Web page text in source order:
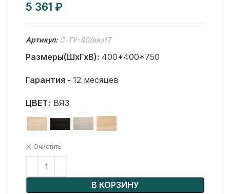
₽
Артикул: С-ТУ-40/вяз17
Размеры(ШхГхВ): 400*400*750
Гарантия - 12 месяцев
ЦВЕТ ВЯЗ
Очистить
В КОРЗИНУ